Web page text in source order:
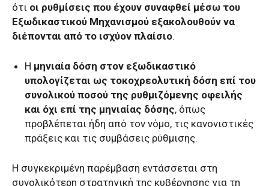
ότι οι ρυθμίσεις που έχουν συναφθεί μέσω του
Εξωδικαστικού Μηχανισμού εξακολουθούν να
διέπονται από το ισχύον πλαίσιο.
Η μηνιαία δόση στον εξωδικαστικό
υπολογίζεται ως τοκοχρεολυτική δόση επί του
συνολικού ποσού της ρυθμιζόμενης οφειλής
και όχι επί της μηνιαίας δόσης, όπως
προβλέπεται ήδη από τον νόμο, τις κανονιστικές
πράξεις και τις συμβάσεις ρύθμισης.
Η συγκεκριμένη παρέμβαση εντάσσεται στη
συνολικότερη στρατηγική της κυβέρνησης για τη